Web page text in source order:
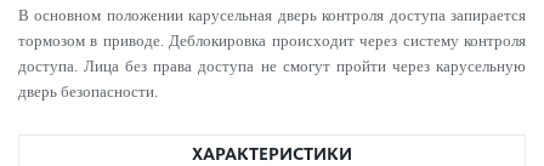
В основном положении карусельная дверь контроля доступа запирается
тормозом в приводе. Деблокировка происходит через систему контроля
доступа. Лица без права доступа не смогут пройти через карусельную
дверь безопасности.
ХАРАКТЕРИСТИКИ